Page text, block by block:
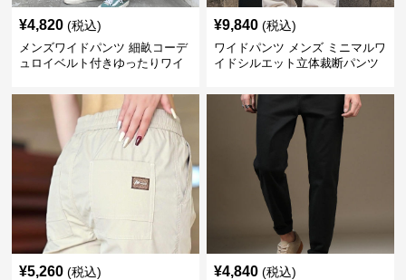
¥4,820 (税込)
メンズワイドパンツ 細畝コーデ
ュロイベルト付きゆったりワイ
¥9,840 (税込)
ワイドパンツ メンズ ミニマルワ
イドシルエット立体裁断パンツ
¥5,260 (税込) ¥4,840 (税込)